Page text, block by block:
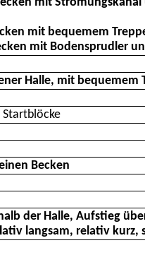
mit
mit bequemem
mit Bodensprudler
Halle, mit bequemem
Startblöcke
Becken
der Halle, Aufstieg
langsam, relativ kurz,